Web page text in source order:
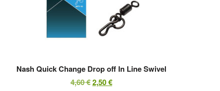
Nash Quick Change Drop off In Line Swivel
4,60€Ursprünglicher
2,50€Aktueller